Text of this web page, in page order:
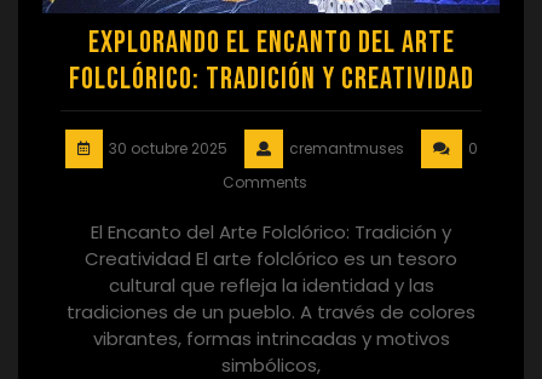
Explorando el Encanto del Arte
Folclórico: Tradición y Creatividad
30 octubre 2025 cremantmuses
0
Comments
El Encanto del Arte Folclórico: Tradición y
Creatividad El arte folclórico es un tesoro
cultural que refleja la identidad y las
tradiciones de un pueblo. A través de colores
vibrantes, formas intrincadas y motivos
simbólicos,